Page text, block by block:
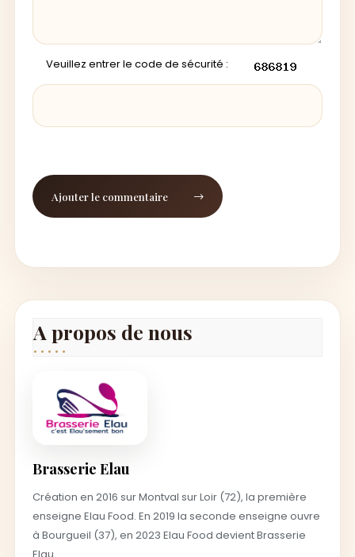
Veuillez entrer le code de sécurité :
Ajouter le commentaire
A propos de nous
Brasserie Elau
Création en 2016 sur Montval sur Loir (72), la première
enseigne Elau Food. En 2019 la seconde enseigne ouvre
à Bourgueil (37), en 2023 Elau Food devient Brasserie